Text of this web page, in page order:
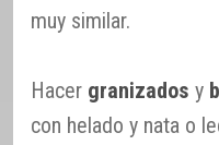
muy similar.
Hacer granizados y
con helado y nata o